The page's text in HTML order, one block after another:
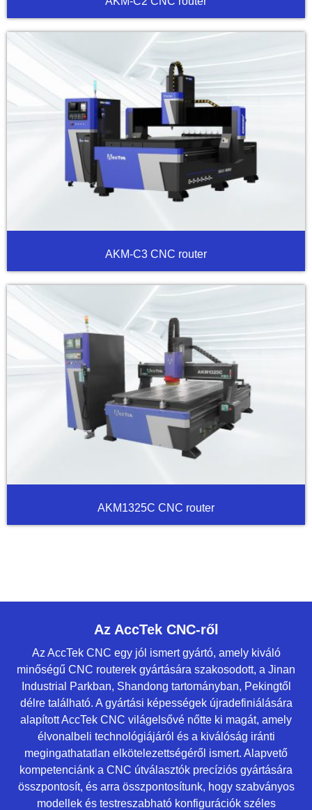
AKM-C3 CNC router
AKM1325C CNC router
Az AccTek CNC-ről
Az AccTek CNC egy jól ismert gyártó, amely kiváló
minőségű CNC routerek gyártására szakosodott, a Jinan
Industrial Parkban, Shandong tartományban, Pekingtől
délre található. A gyártási képességek újradefiniálására
alapított AccTek CNC világelsővé nőtte ki magát, amely
élvonalbeli technológiájáról és a kiválóság iránti
megingathatatlan elkötelezettségéről ismert. Alapvető
kompetenciánk a CNC útválasztók precíziós gyártására
összpontosít, és arra összpontosítunk, hogy szabványos
modellek és testreszabható konfigurációk széles